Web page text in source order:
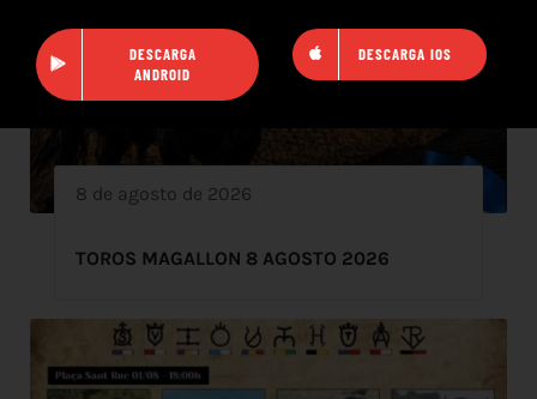
8 de agosto de 2026
TOROS MAGALLON 8 AGOSTO 2026
DESCARGA
ANDROID
DESCARGA IOS